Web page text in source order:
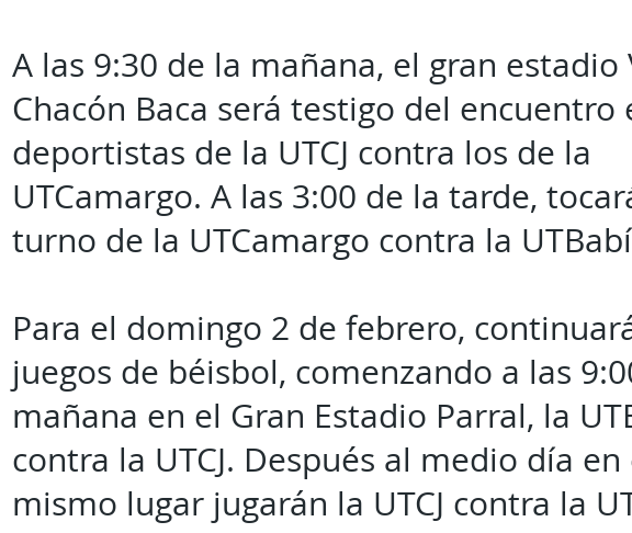
A las 9:30 de la mañana, el gran estadio
Chacón Baca será testigo del encuentro
deportistas de la UTCJ contra los de la
UTCamargo. A las 3:00 de la tarde,
turno de la UTCamargo contra la
Para el domingo 2 de febrero,
juegos de béisbol, comenzando a las
mañana en el Gran Estadio Parral, la
contra la UTCJ. Después al medio día en
mismo lugar jugarán la UTCJ contra la